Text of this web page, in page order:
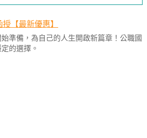
【最新優惠】
準備，為自己的人生開啟新篇章！公職國
的選擇。